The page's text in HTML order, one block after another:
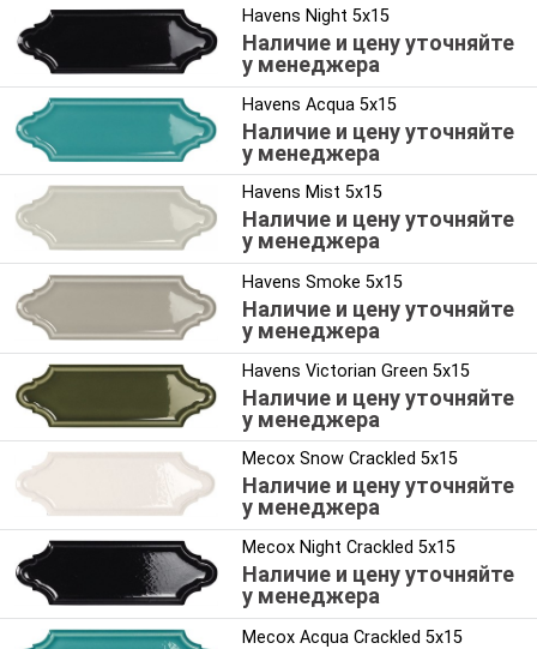
Havens Night 5x15
Наличие и цену уточняйте
у менеджера
Havens Acqua 5x15
Наличие и цену уточняйте
у менеджера
Havens Mist 5x15
Наличие и цену уточняйте
у менеджера
Havens Smoke 5x15
Наличие и цену уточняйте
у менеджера
Havens Victorian Green 5x15
Наличие и цену уточняйте
у менеджера
Mecox Snow Crackled 5x15
Наличие и цену уточняйте
у менеджера
Mecox Night Crackled 5x15
Наличие и цену уточняйте
у менеджера
Mecox Acqua Crackled 5x15